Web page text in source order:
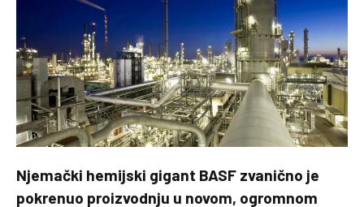
Njemački hemijski gigant BASF zvanično je
pokrenuo proizvodnju u novom, ogromnom